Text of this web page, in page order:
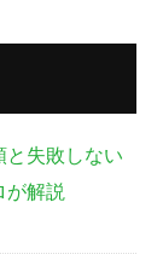
失敗しない
が解説